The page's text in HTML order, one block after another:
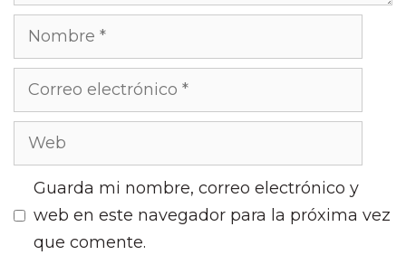
Nombre
Correo
electrónico
Web
Guarda mi nombre, correo electrónico y
web en este navegador para la próxima vez
que comente.